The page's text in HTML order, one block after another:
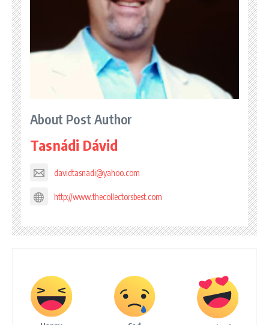
About Post Author
Tasnádi Dávid
davidtasnadi@yahoo.com
http://www.thecollectorsbest.com